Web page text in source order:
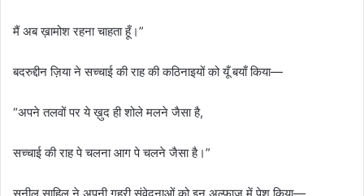
मैं अब ख़ामोश रहना चाहता हूँ।”
बदरुद्दीन ज़िया ने सच्चाई की राह की कठिनाइयों को यूँ बयाँ किया—
“अपने तलवों पर ये ख़ुद ही शोले मलने जैसा है,
सच्चाई की राह पे चलना आग पे चलने जैसा है।”